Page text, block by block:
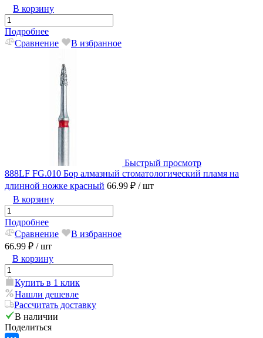
В корзину
Подробнее
Сравнение
В избранное
Быстрый просмотр
888LF FG.010 Бор алмазный стоматологический пламя на
длинной ножке красный 66.99 ₽ / шт
В корзину
Подробнее
Сравнение
В избранное
66.99 ₽ / шт
В корзину
Купить в 1 клик
Нашли дешевле
Рассчитать доставку
В наличии
Поделиться